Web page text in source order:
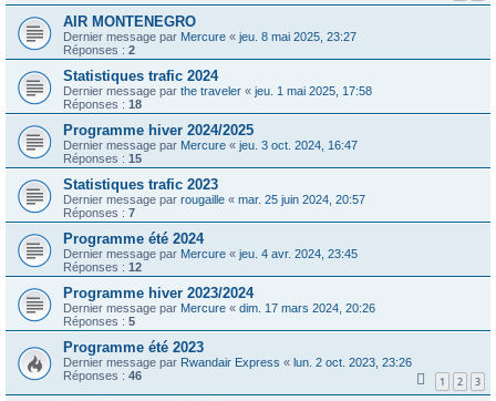
AIR MONTENEGRO
Dernier message par Mercure « jeu. 8 mai 2025, 23:27
Réponses : 2
Statistiques trafic 2024
Dernier message par the traveler « jeu. 1 mai 2025, 17:58
Réponses : 18
Programme hiver 2024/2025
Dernier message par Mercure « jeu. 3 oct. 2024, 16:47
Réponses : 15
Statistiques trafic 2023
Dernier message par rougaille « mar. 25 juin 2024, 20:57
Réponses : 7
Programme été 2024
Dernier message par Mercure « jeu. 4 avr. 2024, 23:45
Réponses : 12
Programme hiver 2023/2024
Dernier message par Mercure « dim. 17 mars 2024, 20:26
Réponses : 5
Programme été 2023
Dernier message par Rwandair Express « lun. 2 oct. 2023, 23:26
Réponses : 46 1 2 3